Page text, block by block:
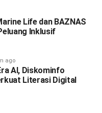
Life dan BAZNAS
Inklusif
ago
AI, Diskominfo
Literasi Digital